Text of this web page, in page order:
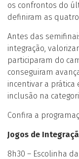
os confrontos do
definiram as
Antes das
integração,
participaram do
conseguiram
incentivar a prática
inclusão na
Confira a
Jogos de
8h30 – Escolinha